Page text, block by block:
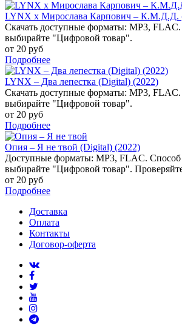
LYNX x Мирослава Карпович – К.М.Д.Д.
Скачать доступные форматы: MP3, FLAC.
выбирайте "Цифровой товар".
от 20 руб
Подробнее
LYNX – Два лепестка (Digital) (2022)
Скачать доступные форматы: MP3, FLAC.
выбирайте "Цифровой товар".
от 20 руб
Подробнее
Опия – Я не твой (Digital) (2022)
Доступные форматы: MP3, FLAC. Способ
выбирайте "Цифровой товар".
от 20 руб
Подробнее
Доставка
Оплата
Контакты
Договор-оферта